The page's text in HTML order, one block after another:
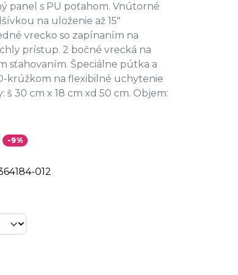
panel s PU poťahom. Vnútorné
na uloženie až 15"
vrecko so zapínaním na
prístup. 2 bočné vrecká na
sťahovaním. Špeciálne pútka a
krúžkom na flexibilné uchytenie
š 30 cm x 18 cm xd 50 cm. Objem:
-9%
012